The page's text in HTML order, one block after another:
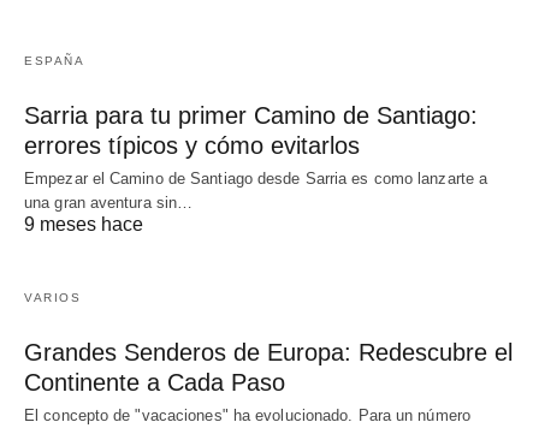
ESPAÑA
Sarria para tu primer Camino de Santiago:
errores típicos y cómo evitarlos
Empezar el Camino de Santiago desde Sarria es como lanzarte a
una gran aventura sin…
9 meses hace
VARIOS
Grandes Senderos de Europa: Redescubre el
Continente a Cada Paso
El concepto de "vacaciones" ha evolucionado. Para un número